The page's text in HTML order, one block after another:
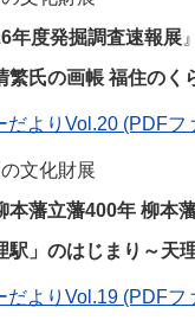
年度発掘調査速報展 』
繁氏の画帳 福住のく
だよりVol.20 (PDFフ
文化財展
本藩立藩400年 柳本
駅」のはじまり～天
だよりVol.19 (PDFフ